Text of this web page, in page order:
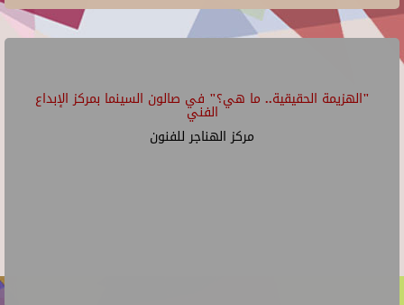
"الهزيمة الحقيقية.. ما هي؟" في صالون السينما بمركز الإبداع
الفني
مركز الهناجر للفنون